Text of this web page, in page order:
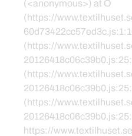
(<anonymous>) at O
(https://
(https://
(https://
(https://
https://